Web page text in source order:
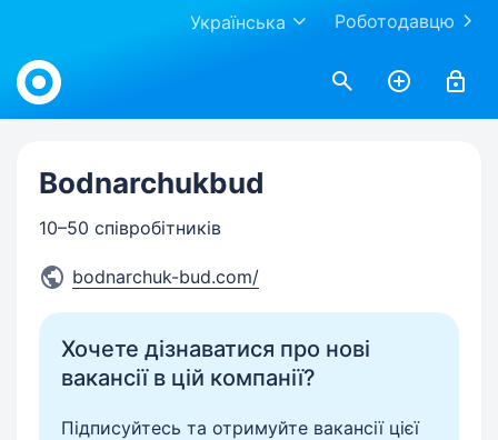
Роботодавцю
Українська
Work.ua
Bodnarchukbud
10–50 співробітників
bodnarchuk-bud.com/
Хочете дізнаватися про нові
вакансії в цій компанії?
Підписуйтесь та отримуйте вакансії цієї